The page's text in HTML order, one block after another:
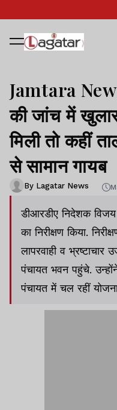
Jamtara
की जांच में
मिली तो कहीं
से सामान गायब
By Lagatar News
डीआरडीए निदेशक
का निरीक्षण किया.
लापरवाही व भ्रष्टाचार उजागर
पंचायत भवन पहुंचे.
पंचायत में चल रहीं